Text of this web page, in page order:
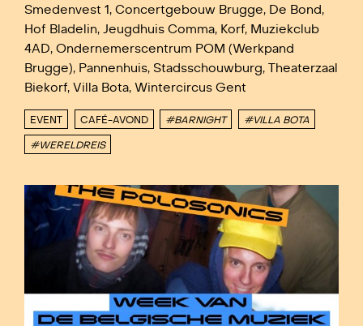
Smedenvest 1, Concertgebouw Brugge, De Bond,
Hof Bladelin, Jeugdhuis Comma, Korf, Muziekclub
4AD, Ondernemerscentrum POM (Werkpand
Brugge), Pannenhuis, Stadsschouwburg, Theaterzaal
Biekorf, Villa Bota, Wintercircus Gent
EVENT CAFÉ-AVOND #BARNIGHT #VILLA BOTA
#WERELDREIS